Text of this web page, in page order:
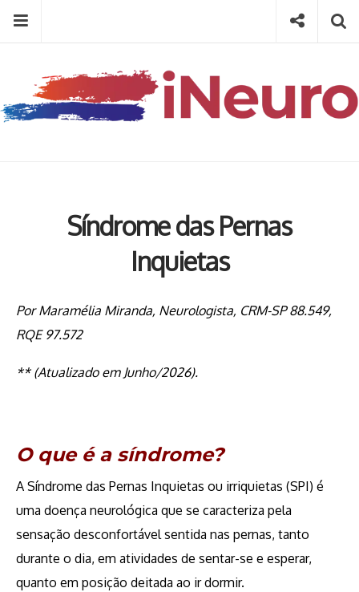
content
Menu
then
press
Type your search keyword, and press enter to search
Social
Síndrome das Pernas
Inquietas
Por Maramélia Miranda, Neurologista, CRM-SP 88.549,
RQE 97.572
** (Atualizado em Junho/2026).
O que é a síndrome?
A Síndrome das Pernas Inquietas ou irriquietas (SPI) é
uma doença neurológica que se caracteriza pela
sensação desconfortável sentida nas pernas, tanto
durante o dia, em atividades de sentar-se e esperar,
quanto em posição deitada ao ir dormir.